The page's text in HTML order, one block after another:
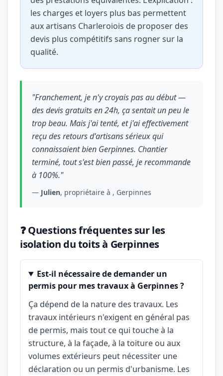
les charges et loyers plus bas permettent
aux artisans Charleroiois de proposer des
devis plus compétitifs sans rogner sur la
qualité.
"Franchement, je n'y croyais pas au début —
des devis gratuits en 24h, ça sentait un peu le
trop beau. Mais j'ai tenté, et j'ai effectivement
reçu des retours d'artisans sérieux qui
connaissaient bien Gerpinnes. Chantier
terminé, tout s'est bien passé, je recommande
à 100%."
— Julien, propriétaire à , Gerpinnes
❓ Questions fréquentes sur les
isolation du toits à Gerpinnes
Est-il nécessaire de demander un
permis pour mes travaux à Gerpinnes ?
Ça dépend de la nature des travaux. Les
travaux intérieurs n'exigent en général pas
de permis, mais tout ce qui touche à la
structure, à la façade, à la toiture ou aux
volumes extérieurs peut nécessiter une
déclaration ou un permis d'urbanisme. Les